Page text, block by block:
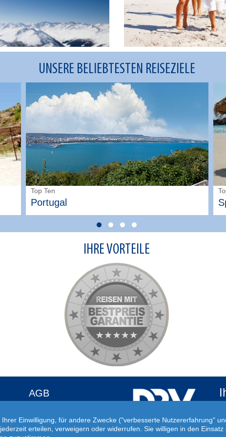
UNSERE BELIEBTESTEN REISEZIELE
Top Ten
Portugal
IHRE VORTEILE
AGB
Impressum
Einwilligung, für andere Zwecke ("verbesserte Nutzererfahrung"
erteilen, verweigern oder widerrufen. Sie willigen in den